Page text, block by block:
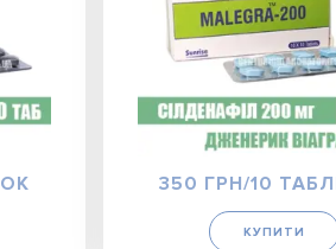
350 ГРН/10
КУПИТИ